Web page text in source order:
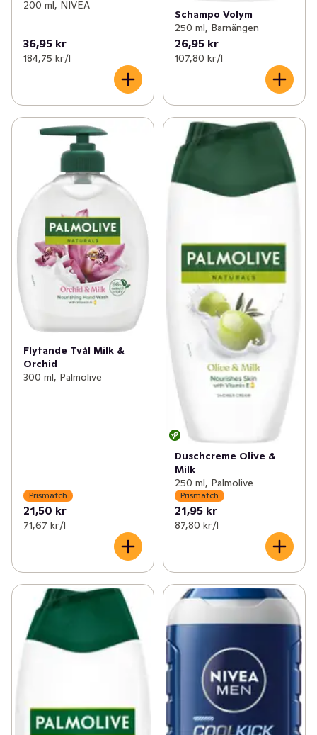
200 ml, NIVEA
36,95 kr
184,75 kr /l
Schampo Volym
250 ml, Barnängen
26,95 kr
107,80 kr /l
Flytande Tvål Milk &
Orchid
300 ml, Palmolive
Prismatch
21,50 kr
71,67 kr /l
Duschcreme Olive &
Milk
250 ml, Palmolive
Prismatch
21,95 kr
87,80 kr /l